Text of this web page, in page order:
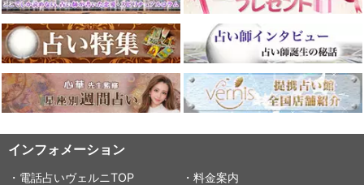
インフォメーション
・電話占いヴェルニTOP ・料金案内